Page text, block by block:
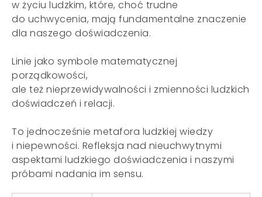
w życiu ludzkim, które, choć trudne
do uchwycenia, mają fundamentalne znaczenie
dla naszego doświadczenia.
Linie jako symbole matematycznej
porządkowości,
ale też nieprzewidywalności i zmienności ludzkich
doświadczeń i relacji.
To jednocześnie metafora ludzkiej wiedzy
i niepewności. Refleksja nad nieuchwytnymi
aspektami ludzkiego doświadczenia i naszymi
próbami nadania im sensu.